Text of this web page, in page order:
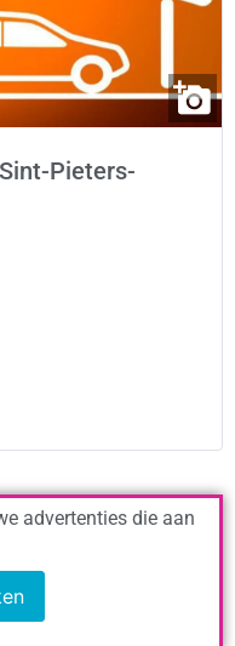
Pieters-
advertenties die aan